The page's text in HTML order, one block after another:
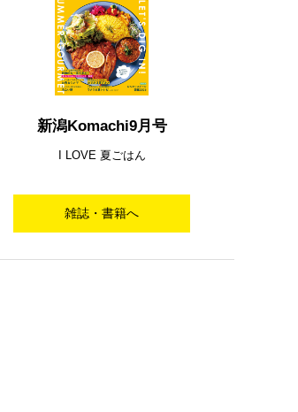
新潟Komachi9月号
I LOVE 夏ごはん
雑誌・書籍へ